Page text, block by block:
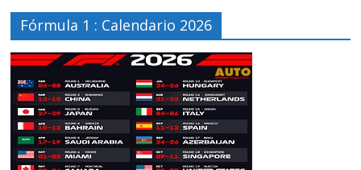
Fórmula 1 : Calendario 2026